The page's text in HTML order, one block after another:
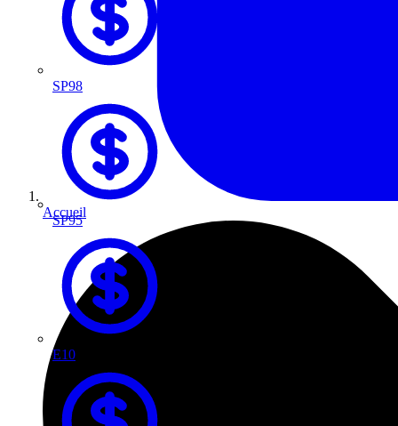
SP98
SP95
E10
Accueil